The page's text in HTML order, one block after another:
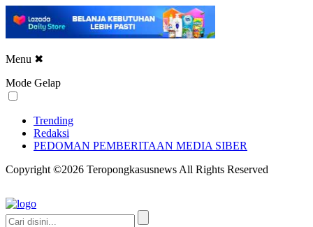
Menu ✖
Mode Gelap
Trending
Redaksi
PEDOMAN PEMBERITAAN MEDIA SIBER
Copyright ©2026 Teropongkasusnews All Rights Reserved